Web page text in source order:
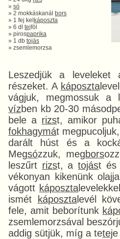
» só
» 2 mokkáskanál bors
» 1 fej kel káposzta
» 6 dl tejföl
» pirospaprika
» 1 db tojás
» zsemlemorzsa
Leszedjük a
részeket. A káposzta
vágjuk, megmossuk a
vízben kb 20-30
bele a rizst, amikor
fokhagymát
darált húst és a
Megsózzuk, megbors
leszűrt rizst, atojást és
vékonyan kikenünk
vágott káposzta
ismét
káposztalevél
fele, amit beborítunk
zsemlemorzsával
addig sütjük, míg a teteje